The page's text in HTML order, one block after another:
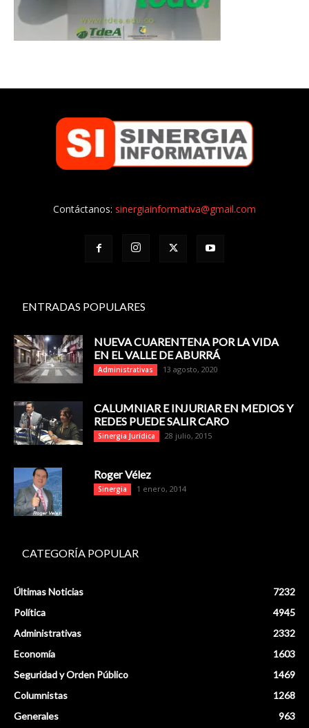
Contáctanos: sinergiainformativa@gmail.com
ENTRADAS POPULARES
NUEVA CUARENTENA POR LA VIDA
EN EL VALLE DE ABURRÁ
Administrativas 13 agosto, 2020
CALUMNIAR E INJURIAR EN MEDIOS Y
REDES PUEDE SALIR CARO
Sinergia Jurídica 28 julio, 2015
Roger Vélez
Sinergia 1 enero, 2014
CATEGORÍA POPULAR
Últimas Noticias
7232
Política
4945
Administrativas
2332
Economía
1603
Seguridad y Orden Público
1469
Columnistas
1268
Generales
963